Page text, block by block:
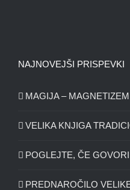
NAJNOVEJŠI PRISPEVKI
MAGIJA – MAGNETIZEM
VELIKA KNJIGA
POGLEJTE, ČE
PREDNAROČILO